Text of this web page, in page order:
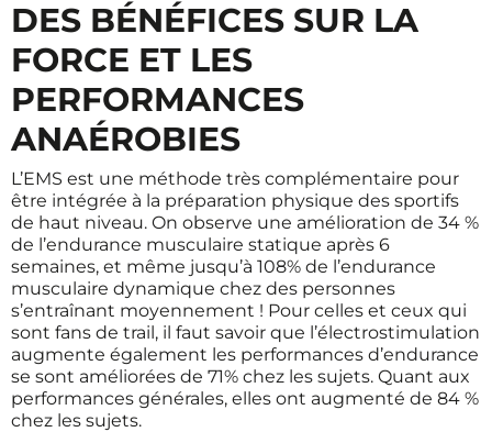
DES BÉNÉFICES SUR LA
FORCE ET LES
PERFORMANCES
ANAÉROBIES
L’EMS est une méthode très complémentaire pour
être intégrée à la préparation physique des sportifs
de haut niveau. On observe une amélioration de 34 %
de l’endurance musculaire statique après 6
semaines, et même jusqu’à 108% de l’endurance
musculaire dynamique chez des personnes
s’entraînant moyennement ! Pour celles et ceux qui
sont fans de trail, il faut savoir que l’électrostimulation
augmente également les performances d’endurance
se sont améliorées de 71% chez les sujets. Quant aux
performances générales, elles ont augmenté de 84 %
chez les sujets.